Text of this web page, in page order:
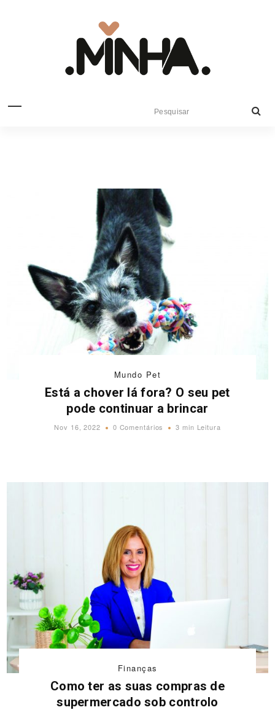
Mundo Pet
Está a chover lá fora? O seu pet
pode continuar a brincar
Nov 16, 2022 0 Comentários 3 min Leitura
Finanças
Como ter as suas compras de
supermercado sob controlo